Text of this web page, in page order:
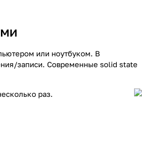
или ноутбуком. В
записи. Современные solid state
раз.